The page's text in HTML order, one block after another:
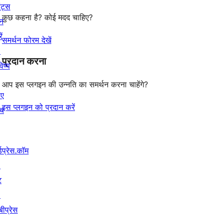
कुछ कहना है? कोई मदद चाहिए?
समर्थन फोरम देखें
प्रदान करना
आप इस प्लगइन की उन्नति का समर्थन करना चाहेंगे?
इस प्लगइन को प्रदान करें